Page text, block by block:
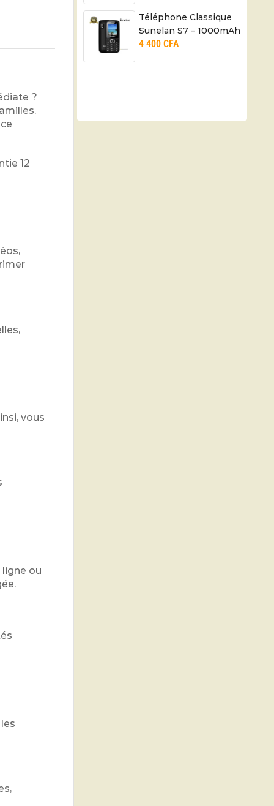
?
12
vous
ligne ou
Téléphone Classique
Sunelan S7 – 1000mAh
– Dual SIM – 03 mois
4 400CFA